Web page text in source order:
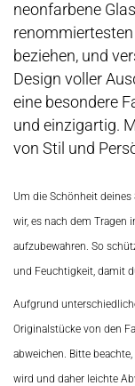
neonfarbene
beziehen, und
Design voller
eine besondere
und einzigartig.
von Stil und
Um die Schönheit
wir, es nach dem Tragen
aufzubewahren. So
und Feuchtigkeit, damit
Aufgrund
Originalstücke von den
abweichen. Bitte
wird und daher leichte